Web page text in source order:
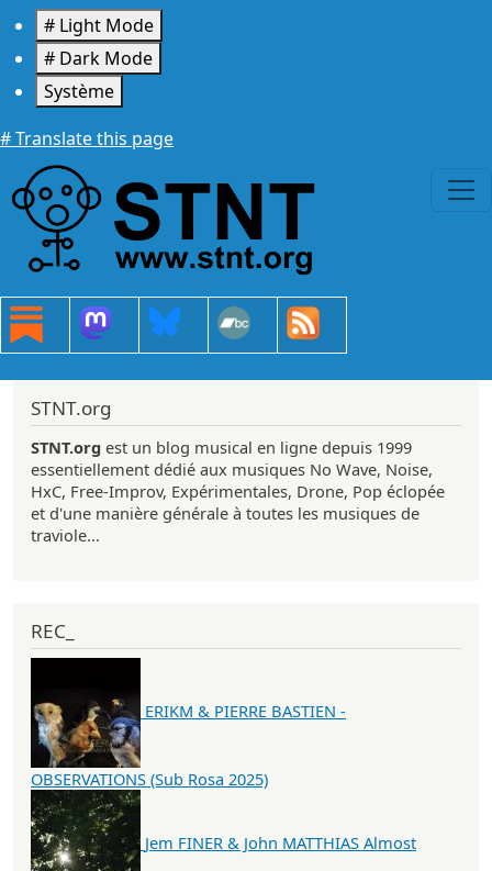
Aller au contenu principal
# Light Mode
# Dark Mode
Système
# Translate this page
STNT.org
STNT.org est un blog musical en ligne depuis 1999
essentiellement dédié aux musiques No Wave, Noise,
HxC, Free-Improv, Expérimentales, Drone, Pop éclopée
et d'une manière générale à toutes les musiques de
traviole...
REC_
ERIKM & PIERRE BASTIEN -
OBSERVATIONS (Sub Rosa 2025)
Jem FINER & John MATTHIAS Almost